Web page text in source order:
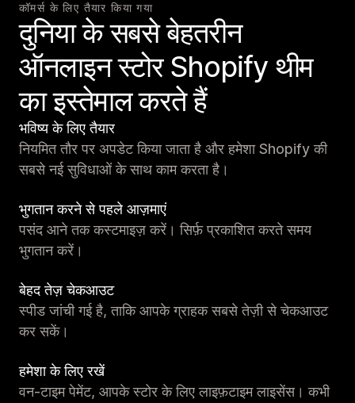
कॉमर्स के लिए तैयार किया गया
दुनिया के सबसे बेहतरीन
ऑनलाइन स्टोर Shopify थीम
का इस्तेमाल करते हैं
भविष्य के लिए तैयार
नियमित तौर पर अपडेट किया जाता है और हमेशा Shopify की
सबसे नई सुविधाओं के साथ काम करता है।
भुगतान करने से पहले आज़माएं
पसंद आने तक कस्टमाइज़ करें। सिर्फ़ प्रकाशित करते समय
भुगतान करें।
बेहद तेज़ चेकआउट
स्पीड जांची गई है, ताकि आपके ग्राहक सबसे तेज़ी से चेकआउट
कर सकें।
हमेशा के लिए रखें
वन-टाइम पेमेंट, आपके स्टोर के लिए लाइफ़टाइम लाइसेंस। कभी